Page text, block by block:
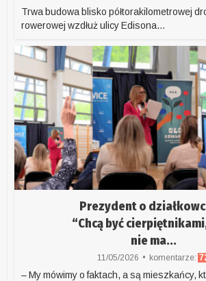
Trwa budowa blisko półtorakilometrowej
rowerowej wzdłuż ulicy Edisona...
Prezydent o
“Chcą być
nie ma...
11/05/2026 komentarze:
– My mówimy o faktach, a są mieszkańcy,